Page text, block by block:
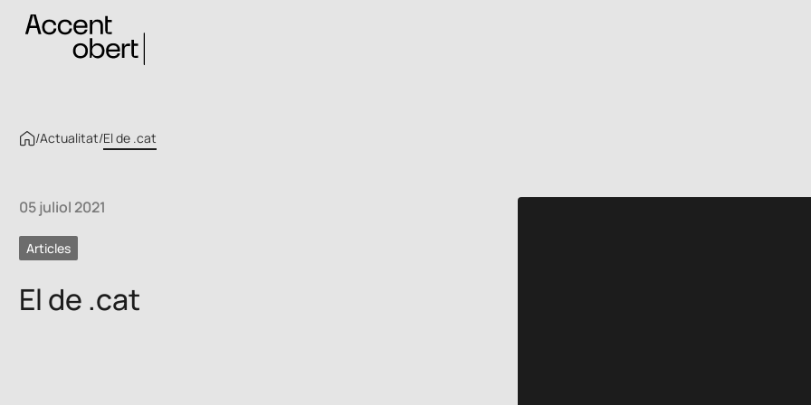
/Actualitat/El de .cat
05 juliol 2021
Articles
El de .cat